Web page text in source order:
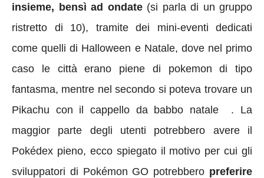
insieme, bensì ad ondate(si parla di un gruppo
ristretto di 10), tramite dei mini-eventi dedicati
come quelli di Halloween e Natale, dove nel primo
caso le città erano piene di pokemon di tipo
fantasma, mentre nel secondo si poteva trovare un
Pikachu con il cappello da babbo natale . La
maggior parte degli utenti potrebbero avere il
Pokédex pieno, ecco spiegato il motivo per cui gli
sviluppatori di Pokémon GO potrebbero preferire